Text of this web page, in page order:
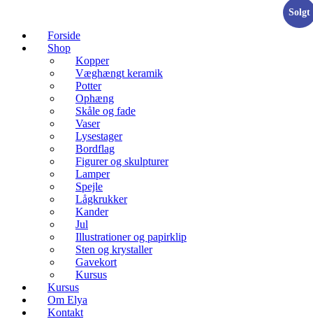
Forside
Shop
Kopper
Væghængt keramik
Potter
Ophæng
Skåle og fade
Vaser
Lysestager
Bordflag
Figurer og skulpturer
Lamper
Spejle
Lågkrukker
Kander
Jul
Illustrationer og papirklip
Sten og krystaller
Gavekort
Kursus
Kursus
Om Elya
Kontakt
Solgt